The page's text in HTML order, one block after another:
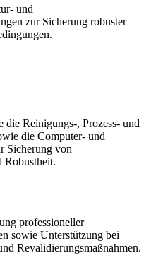
und
zur Sicherung robuster
die Reinigungs-, Prozess- und
die Computer- und
Sicherung von
Robustheit.
professioneller
sowie Unterstützung bei
Revalidierungsmaßnahmen.